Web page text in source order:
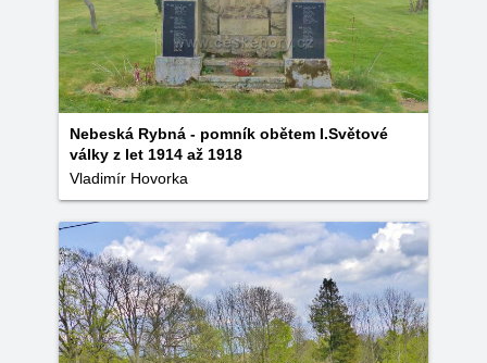
Nebeská Rybná - pomník obětem I.Světové
války z let 1914 až 1918
Vladimír Hovorka